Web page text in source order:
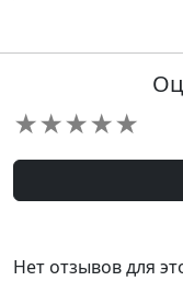
★
★
★
★
★
Нет отзывов для